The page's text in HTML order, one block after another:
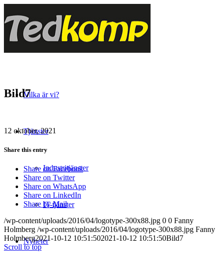
Vilka är vi?
Tjänster
Industritjänster
IT-tjänster
Nyheter
Bild7
12 oktober, 2021
Share this entry
Share on Facebook
Share on Twitter
Share on WhatsApp
Share on LinkedIn
Share by Mail
/wp-content/uploads/2016/04/logotype-300x88.jpg 0 0 Fanny
Holmberg /wp-content/uploads/2016/04/logotype-300x88.jpg Fanny
Holmberg2021-10-12 10:51:502021-10-12 10:51:50Bild7
Scroll to top